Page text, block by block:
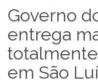
Governo
entrega
em São